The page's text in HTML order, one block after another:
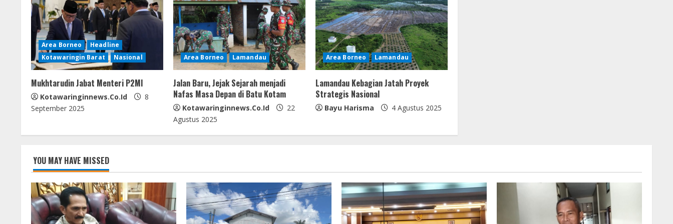
u
e
R
e
a
n
g
Area Borneo
Headline
Kotawaringin Barat
Nasional
Mukhtarudin Jabat Menteri P2MI
Kotawaringinnews.co.id
8
September 2025
Area Borneo Lamandau
Jalan Baru, Jejak Sejarah menjadi
Nafas Masa Depan di Batu Kotam
Kotawaringinnews.co.id
22
Agustus 2025
Area Borneo Lamandau
Lamandau Kebagian Jatah Proyek
Strategis Nasional
Bayu Harisma 4 Agustus 2025
YOU MAY HAVE MISSED